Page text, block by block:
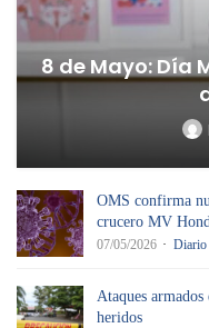
8 de Mayo: Día
OMS confirma
crucero MV
07/05/2026 Diario
Ataques
heridos